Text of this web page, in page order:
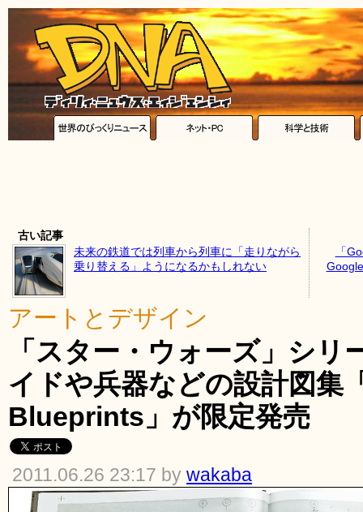
古い記事
未来の鉄道では列車から列車に「走りながら
乗り替える」ようになるかもしれない
「
アートとデザイン
「スター・ウォーズ」シリ
イドや兵器などの設計図集
Blueprints」が限定発売
2011.06.26 23:17 by wakaba